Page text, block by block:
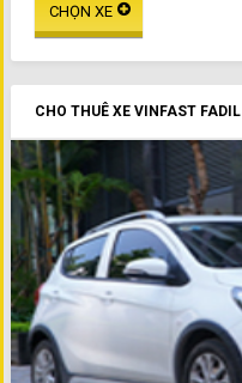
CHO THUÊ XE VINFAST FADIL